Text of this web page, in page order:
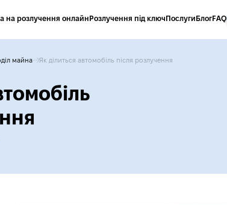
на розлучення онлайнРозлучення під ключПослугиБлогFAQ
майна Як ділиться автомобіль після розлучення